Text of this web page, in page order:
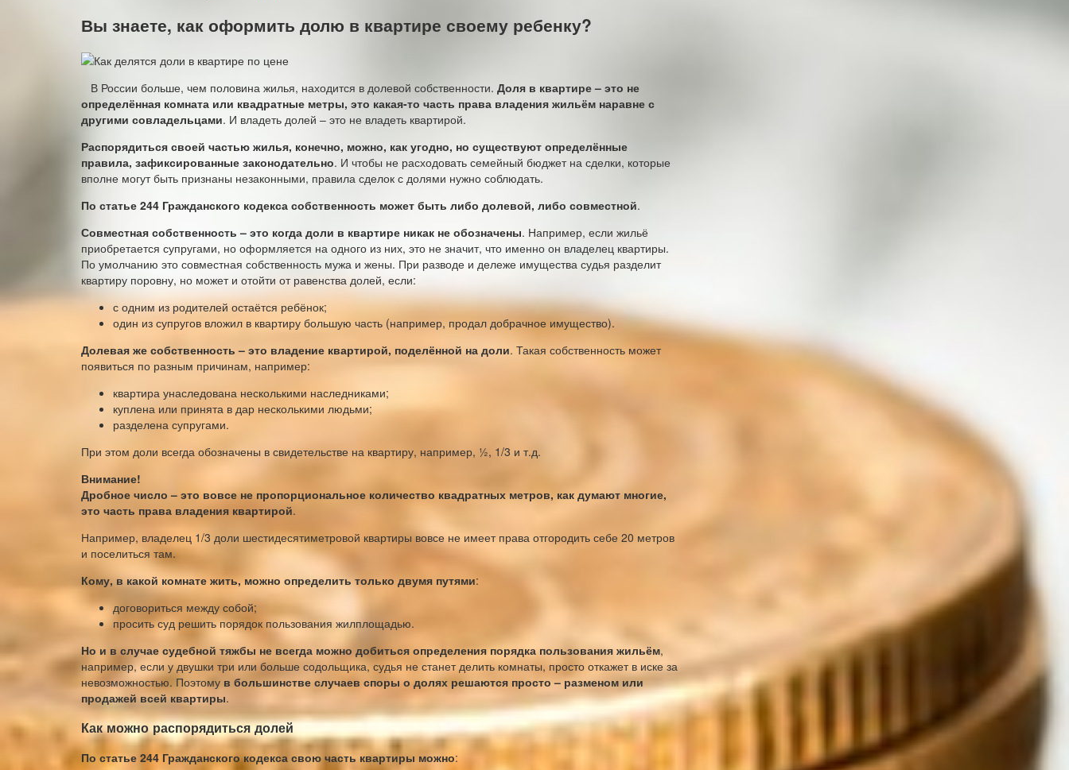
Вы знаете, как оформить долю в квартире своему ребенку?
В России больше, чем половина жилья, находится в долевой собственности. Доля в квартире – это не
определённая комната или квадратные метры, это какая-то часть права владения жильём наравне с
другими совладельцами. И владеть долей – это не владеть квартирой.
Распорядиться своей частью жилья, конечно, можно, как угодно, но существуют определённые
правила, зафиксированные законодательно. И чтобы не расходовать семейный бюджет на сделки, которые
вполне могут быть признаны незаконными, правила сделок с долями нужно соблюдать.
По статье 244 Гражданского кодекса собственность может быть либо долевой, либо совместной.
Совместная собственность – это когда доли в квартире никак не обозначены. Например, если жильё
приобретается супругами, но оформляется на одного из них, это не значит, что именно он владелец квартиры.
По умолчанию это совместная собственность мужа и жены. При разводе и дележе имущества судья разделит
квартиру поровну, но может и отойти от равенства долей, если:
с одним из родителей остаётся ребёнок;
один из супругов вложил в квартиру большую часть (например, продал добрачное имущество).
Долевая же собственность – это владение квартирой, поделённой на доли. Такая собственность может
появиться по разным причинам, например:
квартира унаследована несколькими наследниками;
куплена или принята в дар несколькими людьми;
разделена супругами.
При этом доли всегда обозначены в свидетельстве на квартиру, например, ½, 1/3 и т.д.
Внимание!
Дробное число – это вовсе не пропорциональное количество квадратных метров, как думают многие,
это часть права владения квартирой.
Например, владелец 1/3 доли шестидесятиметровой квартиры вовсе не имеет права отгородить себе 20 метров
и поселиться там.
Кому, в какой комнате жить, можно определить только двумя путями:
договориться между собой;
просить суд решить порядок пользования жилплощадью.
Но и в случае судебной тяжбы не всегда можно добиться определения порядка пользования жильём,
например, если у двушки три или больше содольщика, судья не станет делить комнаты, просто откажет в иске за
невозможностью. Поэтому в большинстве случаев споры о долях решаются просто – разменом или
продажей всей квартиры.
Как можно распорядиться долей
По статье 244 Гражданского кодекса свою часть квартиры можно: